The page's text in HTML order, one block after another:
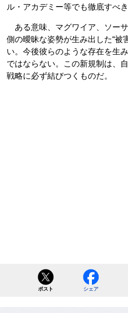
ル・アカデミー等でも徹底すべき
ある意味、マグワイア、ソー
側の曖昧な姿勢が生み出した“被
い。今後彼らのような存在を生
ではならない。この新規制は、
戦略に必ず結びつくものだ。
ポスト シェア